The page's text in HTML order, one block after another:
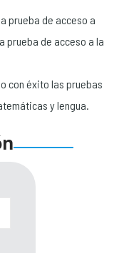
prueba de acceso a
prueba de acceso a la
con éxito las pruebas
y lengua.